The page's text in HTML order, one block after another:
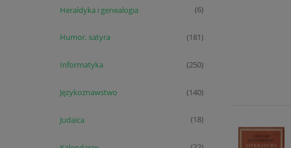
Heraldyka i genealogia (6)
Humor, satyra (181)
Informatyka (250)
Językoznawstwo (140)
Judaica (18)